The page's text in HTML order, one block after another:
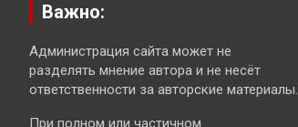
Важно:
Администрация сайта может не
разделять мнение автора и не несёт
ответственности за авторские материалы.
При полном или частичном